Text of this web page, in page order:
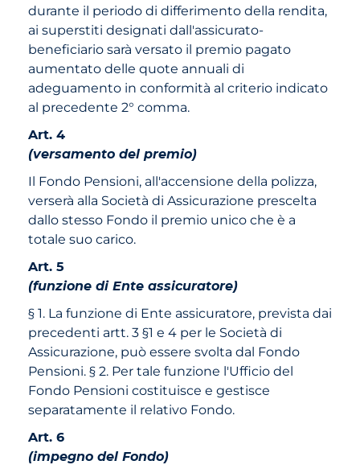
durante il periodo di differimento della rendita,
ai superstiti designati dall'assicurato-
beneficiario sarà versato il premio pagato
aumentato delle quote annuali di
adeguamento in conformità al criterio indicato
al precedente 2° comma.
Art. 4
(versamento del premio)
Il Fondo Pensioni, all'accensione della polizza,
verserà alla Società di Assicurazione prescelta
dallo stesso Fondo il premio unico che è a
totale suo carico.
Art. 5
(funzione di Ente assicuratore)
§ 1. La funzione di Ente assicuratore, prevista dai
precedenti artt. 3 §1 e 4 per le Società di
Assicurazione, può essere svolta dal Fondo
Pensioni. § 2. Per tale funzione l'Ufficio del
Fondo Pensioni costituisce e gestisce
separatamente il relativo Fondo.
Art. 6
(impegno del Fondo)